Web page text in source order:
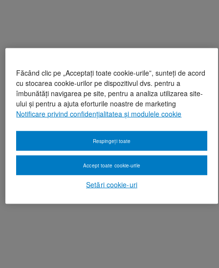
Făcând clic pe „Acceptați toate cookie-urile”, sunteți de acord
cu stocarea cookie-urilor pe dispozitivul dvs. pentru a
îmbunătăți navigarea pe site, pentru a analiza utilizarea site-
ului și pentru a ajuta eforturile noastre de marketing
Notificare privind confidențialitatea și modulele cookie
Setări cookie-uri
Respingeți toate
Accept toate cookie-urile